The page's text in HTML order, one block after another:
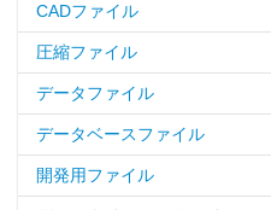
CADファイル
圧縮ファイル
データファイル
データベースファイル
開発用ファイル